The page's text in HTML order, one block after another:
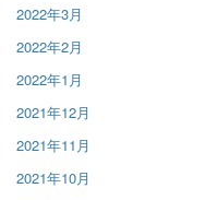
2022年3月
2022年2月
2022年1月
2021年12月
2021年11月
2021年10月